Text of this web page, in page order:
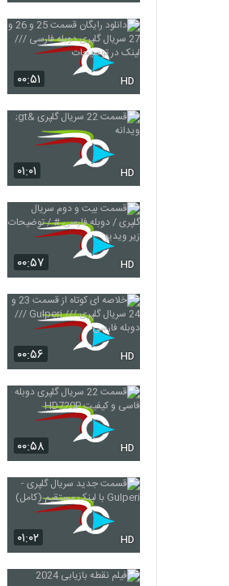
۰۰:۵۱ HD
۰۱:۰۱ HD
۰۰:۵۷ HD
۰۰:۵۶ HD
۰۰:۵۸ HD
۰۱:۰۲ HD